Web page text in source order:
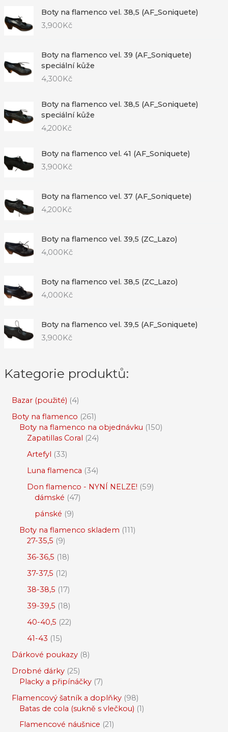
Boty na flamenco vel. 38,5 (AF_Soniquete)
3,900Kč
Boty na flamenco vel. 39 (AF_Soniquete)
speciální kůže
4,300Kč
Boty na flamenco vel. 38,5 (AF_Soniquete)
speciální kůže
4,200Kč
Boty na flamenco vel. 41 (AF_Soniquete)
3,900Kč
Boty na flamenco vel. 37 (AF_Soniquete)
4,200Kč
Boty na flamenco vel. 39,5 (ZC_Lazo)
4,000Kč
Boty na flamenco vel. 38,5 (ZC_Lazo)
4,000Kč
Boty na flamenco vel. 39,5 (AF_Soniquete)
3,900Kč
Kategorie produktů:
Bazar (použité) 4
Boty na flamenco 261
Boty na flamenco na objednávku 150
Zapatillas Coral
24
Artefyl
33
Luna flamenca 34
Don flamenco - NYNÍ NELZE! 59
dámské 47
pánské 9
Boty na flamenco skladem 111
27-35,5 9
36-36,5 18
37-37,5 12
38-38,5 17
39-39,5 18
40-40,5 22
41-43 15
Dárkové poukazy 8
Drobné dárky 25
Placky a připínáčky 7
Flamencový šatník a doplňky 98
Batas de cola (sukně s vlečkou) 1
Flamencové náušnice 21